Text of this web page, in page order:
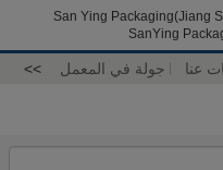
San Ying Packaging(Jiang
SanYing
عنا جولة في المعمل >>